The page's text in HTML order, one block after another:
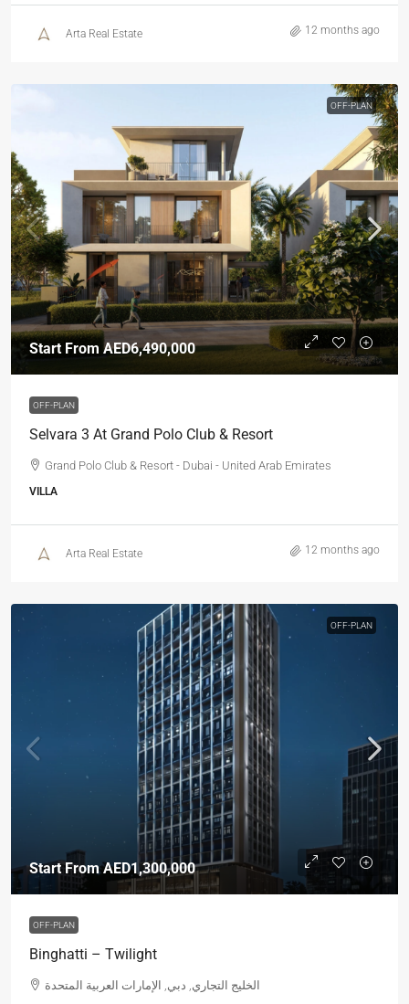
Arta Real Estate 12 months ago
OFF-PLAN
Start From AED6,490,000
OFF-PLAN
Selvara 3 At Grand Polo Club & Resort
Grand Polo Club & Resort - Dubai - United Arab Emirates
VILLA
Arta Real Estate 12 months ago
OFF-PLAN
Start FromAED1,300,000
OFF-PLAN
Binghatti – Twilight
الخليج التجاري, دبي, الإمارات العربية المتحدة